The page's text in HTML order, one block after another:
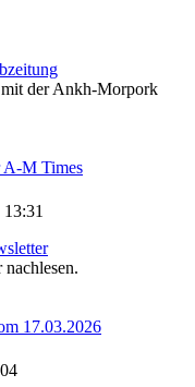
der Ankh-Morpork
A-M Times
13:31
17.03.2026